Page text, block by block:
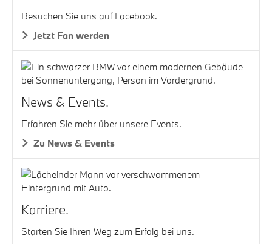
Besuchen Sie uns auf Facebook.
Jetzt Fan werden
News & Events.
Erfahren Sie mehr über unsere Events.
Zu News & Events
Karriere.
Starten Sie Ihren Weg zum Erfolg bei uns.